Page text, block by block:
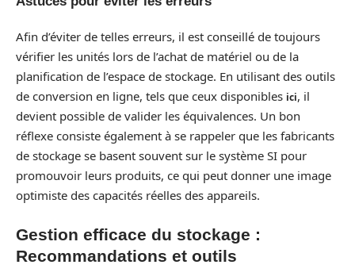
Afin d’éviter de telles erreurs, il est conseillé de toujours
vérifier les unités lors de l’achat de matériel ou de la
planification de l’espace de stockage. En utilisant des outils
de conversion en ligne, tels que ceux disponibles ici, il
devient possible de valider les équivalences. Un bon
réflexe consiste également à se rappeler que les fabricants
de stockage se basent souvent sur le système SI pour
promouvoir leurs produits, ce qui peut donner une image
optimiste des capacités réelles des appareils.
Gestion efficace du stockage :
Recommandations et outils